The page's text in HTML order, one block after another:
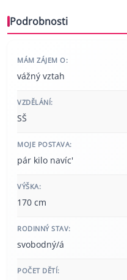
Podrobnosti
MÁM ZÁJEM O:
vážný vztah
VZDĚLÁNÍ:
SŠ
MOJE POSTAVA:
pár kilo navíc'
VÝŠKA:
170 cm
RODINNÝ STAV:
svobodný/á
POČET DĚTÍ: